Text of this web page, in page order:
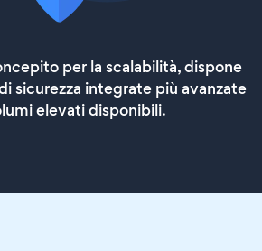
per la scalabilità, dispone
sicurezza integrate più avanzate
elevati disponibili.